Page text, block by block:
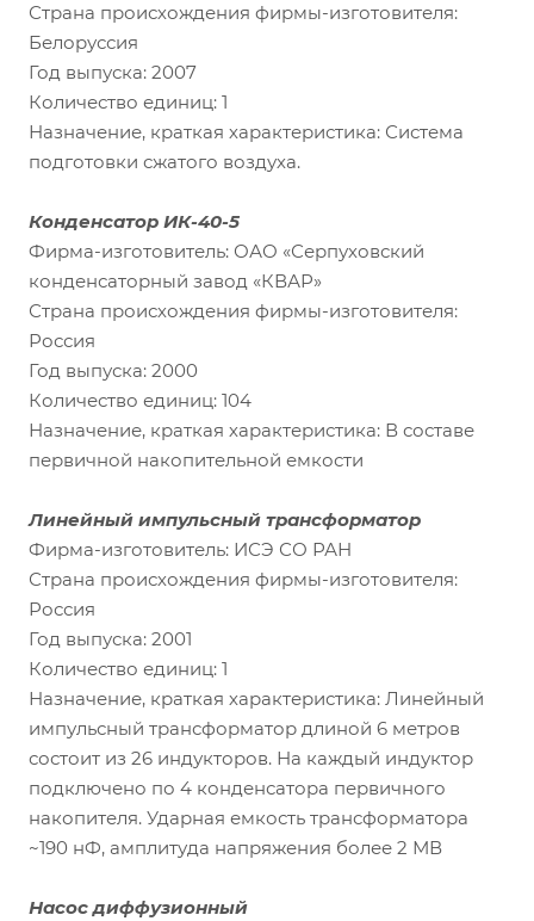
Страна происхождения фирмы-изготовителя:
Белоруссия
Год выпуска: 2007
Количество единиц: 1
Назначение, краткая характеристика: Система
подготовки сжатого воздуха.
Конденсатор ИК-40-5
Фирма-изготовитель: ОАО «Серпуховский
конденсаторный завод «КВАР»
Страна происхождения фирмы-изготовителя:
Россия
Год выпуска: 2000
Количество единиц: 104
Назначение, краткая характеристика: В составе
первичной накопительной емкости
Линейный импульсный трансформатор
Фирма-изготовитель: ИСЭ СО РАН
Страна происхождения фирмы-изготовителя:
Россия
Год выпуска: 2001
Количество единиц: 1
Назначение, краткая характеристика: Линейный
импульсный трансформатор длиной 6 метров
состоит из 26 индукторов. На каждый индуктор
подключено по 4 конденсатора первичного
накопителя. Ударная емкость трансформатора
~190 нФ, амплитуда напряжения более 2 МВ
Насос диффузионный